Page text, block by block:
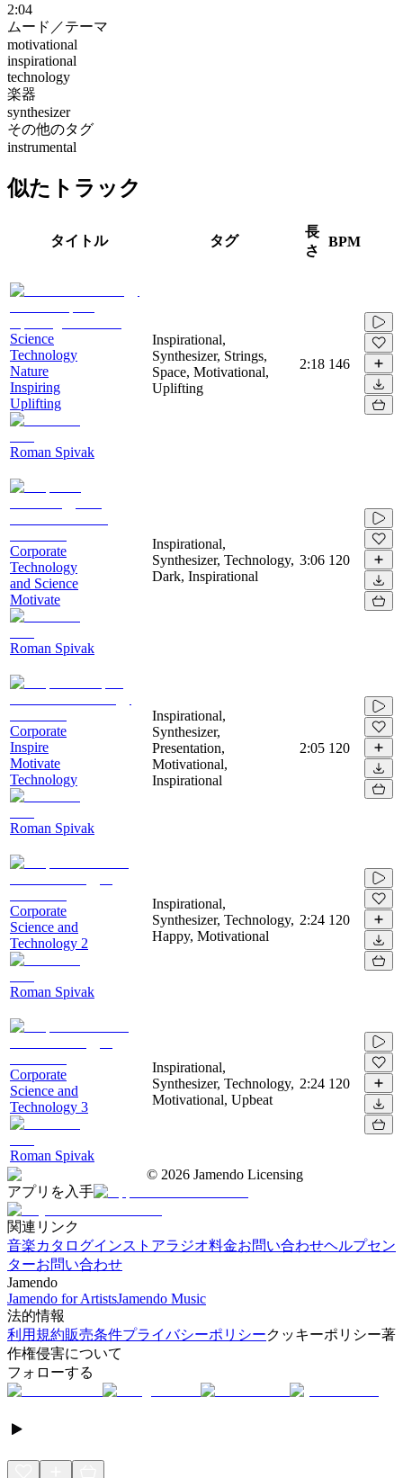
2:04
ムード／テーマ
motivational
inspirational
technology
楽器
synthesizer
その他のタグ
instrumental
似たトラック
タイトル タグ
長
さ
BPM
Science
Technology
Nature
Inspiring
Uplifting
Roman Spivak
Inspirational,
Synthesizer, Strings,
Space, Motivational,
Uplifting
2:18 146
Corporate
Technology
and Science
Motivate
Roman Spivak
Inspirational,
Synthesizer, Technology,
Dark, Inspirational
3:06 120
Corporate
Inspire
Motivate
Technology
Roman Spivak
Inspirational,
Synthesizer,
Presentation,
Motivational,
Inspirational
2:05 120
Corporate
Science and
Technology 2
Roman Spivak
Inspirational,
Synthesizer, Technology,
Happy, Motivational
2:24 120
Corporate
Science and
Technology 3
Roman Spivak
Inspirational,
Synthesizer, Technology,
Motivational, Upbeat
2:24 120
© 2026 Jamendo Licensing
アプリを入手
関連リンク
音楽カタログインストアラジオ料金お問い合わせヘルプセン
ターお問い合わせ
Jamendo
Jamendo for ArtistsJamendo Music
法的情報
利用規約販売条件プライバシーポリシークッキーポリシー著
作権侵害について
フォローする